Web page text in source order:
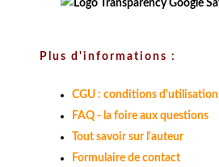
Plus d'informations :
CGU : conditions d'utilisation
FAQ - la foire aux questions
Tout savoir sur l'auteur
Formulaire de contact